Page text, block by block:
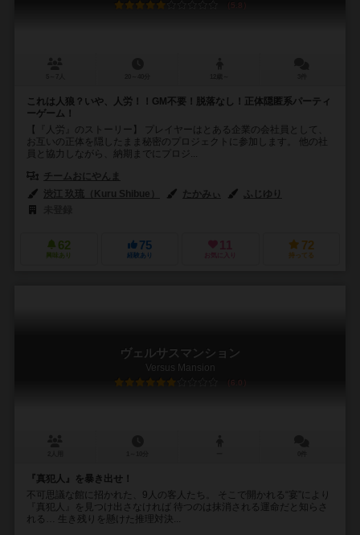
5.8
これは人狼？いや、人労！！GM不要！脱落なし！正体隠匿系パーティ
ーゲーム！
【『人労』のストーリー】 プレイヤーはとある企業の会社員として、
お互いの正体を隠したまま秘密のプロジェクトに参加します。 他の社
員と協力しながら、納期までにプロジ...
チームおにやんま
渋江 玖琉（Kuru Shibue）
たかみぃ
ふじゆり
62
興味あり
75
経験あり
11
お気に入り
72
持ってる
ヴェルサスマンション
Versus Mansion
6.0
『真犯人』を暴き出せ！
不可思議な館に招かれた、9人の客人たち。 そこで開かれる“宴”により
『真犯人』を見つけ出さなければ 待つのは抹消される運命だと知らさ
れる… 生き残りを懸けた推理対決...